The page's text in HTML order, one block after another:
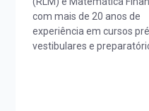
com mais de 20 anos de
experiência em cursos
vestibulares e